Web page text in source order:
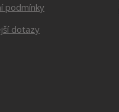
podmínky
dotazy